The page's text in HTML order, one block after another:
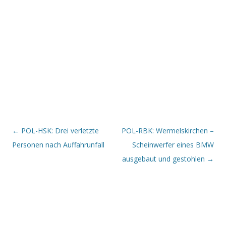
Beitrags-Navigation
← POL-HSK: Drei verletzte
Personen nach Auffahrunfall
POL-RBK: Wermelskirchen –
Scheinwerfer eines BMW
ausgebaut und gestohlen →